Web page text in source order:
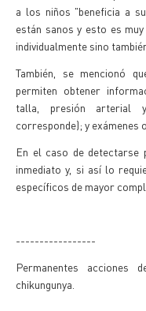
a los niños "beneficia a
están sanos y esto es
individualmente sino
También, se mencionó
permiten obtener
talla, presión arterial
corresponde); y exámenes
En el caso de detectarse
inmediato y, si así lo
específicos de mayor
-----------------
Permanentes acciones
chikungunya.